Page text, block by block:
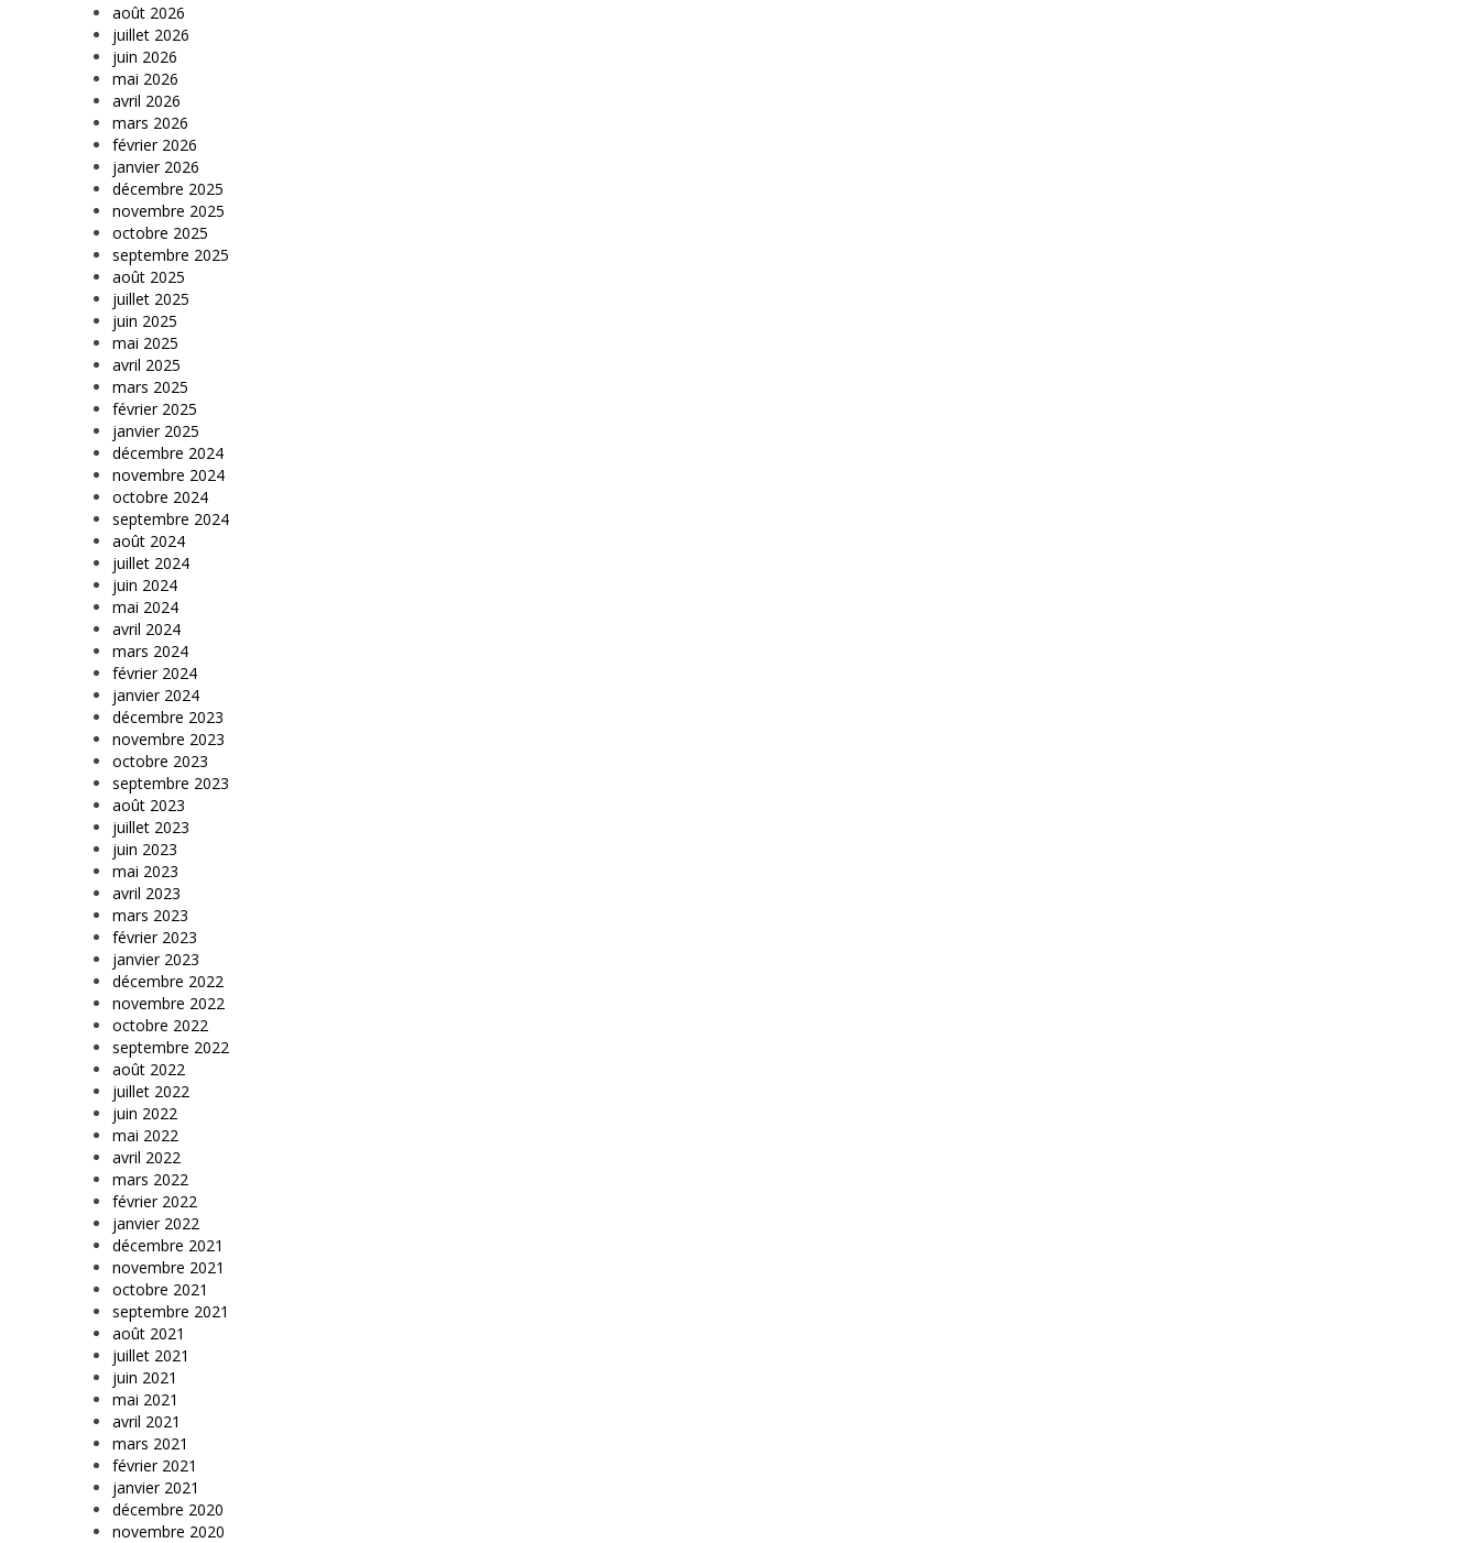
août 2026
juillet 2026
juin 2026
mai 2026
avril 2026
mars 2026
février 2026
janvier 2026
décembre 2025
novembre 2025
octobre 2025
septembre 2025
août 2025
juillet 2025
juin 2025
mai 2025
avril 2025
mars 2025
février 2025
janvier 2025
décembre 2024
novembre 2024
octobre 2024
septembre 2024
août 2024
juillet 2024
juin 2024
mai 2024
avril 2024
mars 2024
février 2024
janvier 2024
décembre 2023
novembre 2023
octobre 2023
septembre 2023
août 2023
juillet 2023
juin 2023
mai 2023
avril 2023
mars 2023
février 2023
janvier 2023
décembre 2022
novembre 2022
octobre 2022
septembre 2022
août 2022
juillet 2022
juin 2022
mai 2022
avril 2022
mars 2022
février 2022
janvier 2022
décembre 2021
novembre 2021
octobre 2021
septembre 2021
août 2021
juillet 2021
juin 2021
mai 2021
avril 2021
mars 2021
février 2021
janvier 2021
décembre 2020
novembre 2020